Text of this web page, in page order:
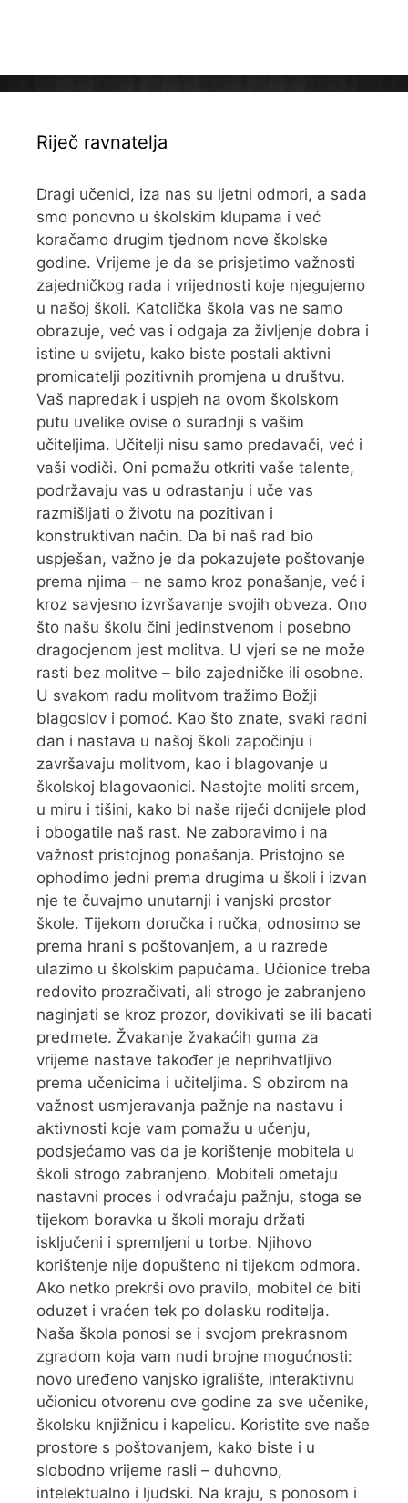
Riječ ravnatelja
Dragi učenici, iza nas su ljetni odmori, a sada
smo ponovno u školskim klupama i već
koračamo drugim tjednom nove školske
godine. Vrijeme je da se prisjetimo važnosti
zajedničkog rada i vrijednosti koje njegujemo
u našoj školi. Katolička škola vas ne samo
obrazuje, već vas i odgaja za življenje dobra i
istine u svijetu, kako biste postali aktivni
promicatelji pozitivnih promjena u društvu.
Vaš napredak i uspjeh na ovom školskom
putu uvelike ovise o suradnji s vašim
učiteljima. Učitelji nisu samo predavači, već i
vaši vodiči. Oni pomažu otkriti vaše talente,
podržavaju vas u odrastanju i uče vas
razmišljati o životu na pozitivan i
konstruktivan način. Da bi naš rad bio
uspješan, važno je da pokazujete poštovanje
prema njima – ne samo kroz ponašanje, već i
kroz savjesno izvršavanje svojih obveza. Ono
što našu školu čini jedinstvenom i posebno
dragocjenom jest molitva. U vjeri se ne može
rasti bez molitve – bilo zajedničke ili osobne.
U svakom radu molitvom tražimo Božji
blagoslov i pomoć. Kao što znate, svaki radni
dan i nastava u našoj školi započinju i
završavaju molitvom, kao i blagovanje u
školskoj blagovaonici. Nastojte moliti srcem,
u miru i tišini, kako bi naše riječi donijele plod
i obogatile naš rast. Ne zaboravimo i na
važnost pristojnog ponašanja. Pristojno se
ophodimo jedni prema drugima u školi i izvan
nje te čuvajmo unutarnji i vanjski prostor
škole. Tijekom doručka i ručka, odnosimo se
prema hrani s poštovanjem, a u razrede
ulazimo u školskim papučama. Učionice treba
redovito prozračivati, ali strogo je zabranjeno
naginjati se kroz prozor, dovikivati se ili bacati
predmete. Žvakanje žvakaćih guma za
vrijeme nastave također je neprihvatljivo
prema učenicima i učiteljima. S obzirom na
važnost usmjeravanja pažnje na nastavu i
aktivnosti koje vam pomažu u učenju,
podsjećamo vas da je korištenje mobitela u
školi strogo zabranjeno. Mobiteli ometaju
nastavni proces i odvraćaju pažnju, stoga se
tijekom boravka u školi moraju držati
isključeni i spremljeni u torbe. Njihovo
korištenje nije dopušteno ni tijekom odmora.
Ako netko prekrši ovo pravilo, mobitel će biti
oduzet i vraćen tek po dolasku roditelja.
Naša škola ponosi se i svojom prekrasnom
zgradom koja vam nudi brojne mogućnosti:
novo uređeno vanjsko igralište, interaktivnu
učionicu otvorenu ove godine za sve učenike,
školsku knjižnicu i kapelicu. Koristite sve naše
prostore s poštovanjem, kako biste i u
slobodno vrijeme rasli – duhovno,
intelektualno i ljudski. Na kraju, s ponosom i